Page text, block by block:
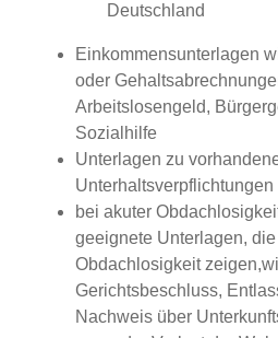
Deutschland
Einkommensunterlagen
oder
Arbeitslosengeld,
Sozialhilfe
Unterlagen zu
Unterhaltsverpflichtungen
bei akuter
geeignete Unterlagen,
Obdachlosigkeit
Gerichtsbeschluss,
Nachweis über